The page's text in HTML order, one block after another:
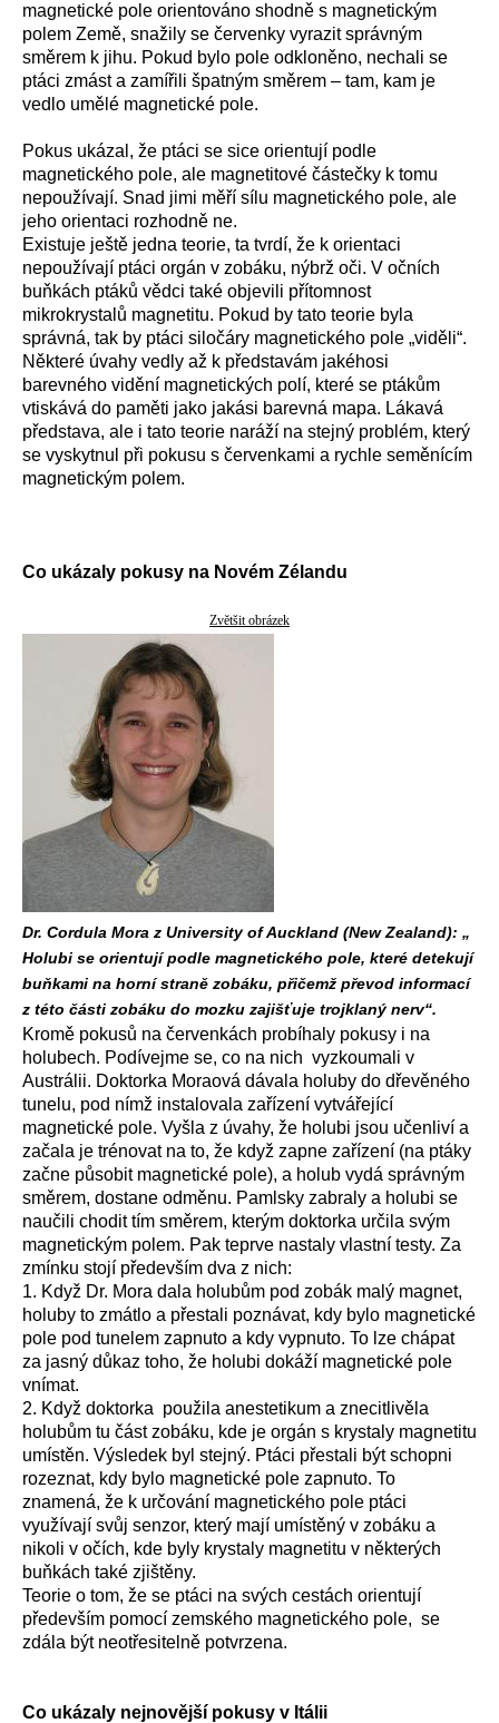
magnetické pole orientováno shodně s magnetickým
polem Země, snažily se červenky vyrazit správným
směrem k jihu. Pokud bylo pole odkloněno, nechali se
ptáci zmást a zamířili špatným směrem – tam, kam je
vedlo umělé magnetické pole.
Pokus ukázal, že ptáci se sice orientují podle
magnetického pole, ale magnetitové částečky k tomu
nepoužívají. Snad jimi měří sílu magnetického pole, ale
jeho orientaci rozhodně ne.
Existuje ještě jedna teorie, ta tvrdí, že k orientaci
nepoužívají ptáci orgán v zobáku, nýbrž oči. V očních
buňkách ptáků vědci také objevili přítomnost
mikrokrystalů magnetitu. Pokud by tato teorie byla
správná, tak by ptáci siločáry magnetického pole „viděli“.
Některé úvahy vedly až k představám jakéhosi
barevného vidění magnetických polí, které se ptákům
vtiskává do paměti jako jakási barevná mapa. Lákavá
představa, ale i tato teorie naráží na stejný problém, který
se vyskytnul při pokusu s červenkami a rychle seměnícím
magnetickým polem.
Co ukázaly pokusy na Novém Zélandu
Zvětšit obrázek
Dr. Cordula Mora z University of Auckland (New Zealand): „
Holubi se orientují podle magnetického pole, které detekují
buňkami na horní straně zobáku, přičemž převod informací
z této části zobáku do mozku zajišťuje trojklaný nerv“.
Kromě pokusů na červenkách probíhaly pokusy i na
holubech. Podívejme se, co na nich vyzkoumali v
Austrálii. Doktorka Moraová dávala holuby do dřevěného
tunelu, pod nímž instalovala zařízení vytvářející
magnetické pole. Vyšla z úvahy, že holubi jsou učenliví a
začala je trénovat na to, že když zapne zařízení (na ptáky
začne působit magnetické pole), a holub vydá správným
směrem, dostane odměnu. Pamlsky zabraly a holubi se
naučili chodit tím směrem, kterým doktorka určila svým
magnetickým polem. Pak teprve nastaly vlastní testy. Za
zmínku stojí především dva z nich:
1. Když Dr. Mora dala holubům pod zobák malý magnet,
holuby to zmátlo a přestali poznávat, kdy bylo magnetické
pole pod tunelem zapnuto a kdy vypnuto. To lze chápat
za jasný důkaz toho, že holubi dokáží magnetické pole
vnímat.
2. Když doktorka použila anestetikum a znecitlivěla
holubům tu část zobáku, kde je orgán s krystaly magnetitu
umístěn. Výsledek byl stejný. Ptáci přestali být schopni
rozeznat, kdy bylo magnetické pole zapnuto. To
znamená, že k určování magnetického pole ptáci
využívají svůj senzor, který mají umístěný v zobáku a
nikoli v očích, kde byly krystaly magnetitu v některých
buňkách také zjištěny.
Teorie o tom, že se ptáci na svých cestách orientují
především pomocí zemského magnetického pole, se
zdála být neotřesitelně potvrzena.
Co ukázaly nejnovější pokusy v Itálii